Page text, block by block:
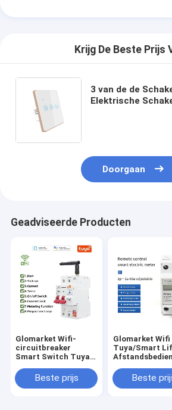
Krijg De Beste Prijs
3 van de de
Elektrische
Doorgaan
Geadviseerde Producten
Glomarket Wifi-
circuitbreaker
Smart Switch Tuya
Smart Home System
Elektrisch circuit 4P
Beste prijs
Glomarket Wifi
Tuya/Smart
Protector
Device Switch
Beste